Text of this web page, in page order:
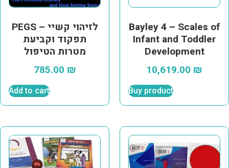
PEGS – לזיהוי קשיי
תפקוד וקביעת
מטרות הטיפול
785.00 ₪
Add to cart
Bayley 4 – Scales of
Infant and Toddler
Development
10,619.00 ₪
Buy product